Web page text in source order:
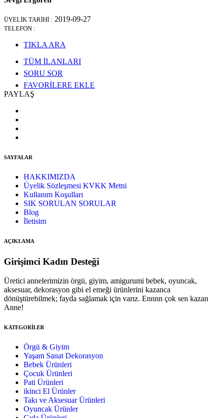
ÜYELİK TARİHİ : 2019-09-27
TELEFON :
TIKLA ARA
TÜM İLANLARI
SORU SOR
FAVORİLERE EKLE
PAYLAŞ
SAYFALAR
HAKKIMIZDA
Üyelik Sözleşmesi KVKK Metni
Kullanım Koşulları
SIK SORULAN SORULAR
Blog
İletisim
AÇIKLAMA
Girişimci Kadın Desteği
Üretici annelerimizin örgü, giyim, amigurumi bebek, oyuncak,
aksesuar, dekorasyon gibi el emeği ürünlerini kazanca
dönüştürebilmek; fayda sağlamak için varız. Ennnn çok sen kazan
Anne!
KATEGORİLER
Örgü & Giyim
Yaşam Sanat Dekorasyon
Bebek Ürünleri
Çocuk Ürünleri
Pati Ürünleri
ikinci El Ürünler
Takı ve Aksesuar Ürünleri
Oyuncak Ürünler